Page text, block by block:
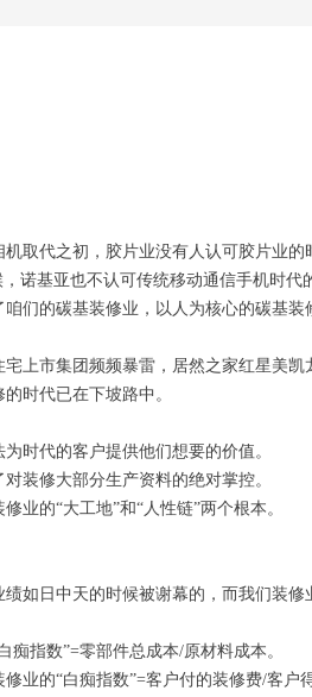
机取代之初 ，胶片业没有人认可胶片业的
诺基亚也不认可传统移动通信手机时代
咱们的碳基装修业 ，以人为核心的碳基装
宅上市集团频频暴雷，居然之家红星美凯
时代已在下坡路中。
为时代的客户提供他们想要的价值。
装修大部分生产资料的绝对掌控。
修业的“大工地”和“人性链”两个根本。
绩如日中天的时候被谢幕的，而我们装
痴指数”=零部件总成本/原材料成本。
业的“白痴指数”=客户付的装修费/客